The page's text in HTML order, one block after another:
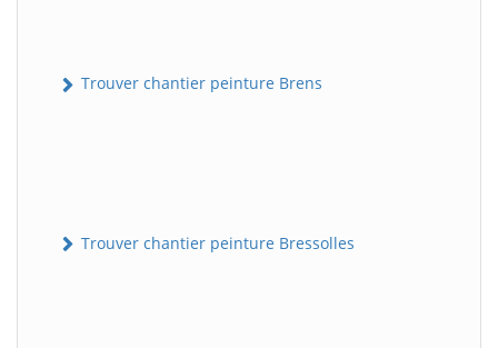
Trouver chantier peinture Brens
Trouver chantier peinture Bressolles